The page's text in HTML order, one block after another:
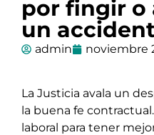
por fingir o
un
admin noviembre
La Justicia avala un
la buena fe
laboral para tener